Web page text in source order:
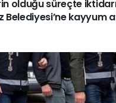
olduğu süreçte
Belediyesi’ne kayyum